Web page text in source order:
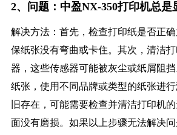
2、问题：中盈NX-350打印机总是
解决方法：首先，检查打印纸是否正
保纸张没有弯曲或卡住。其次，清洁
器，这些传感器可能被灰尘或纸屑阻
纸张，使用不同品牌或类型的纸张进
旧存在，可能需要检查并清洁打印机
面没有磨损。如果以上步骤无法解决